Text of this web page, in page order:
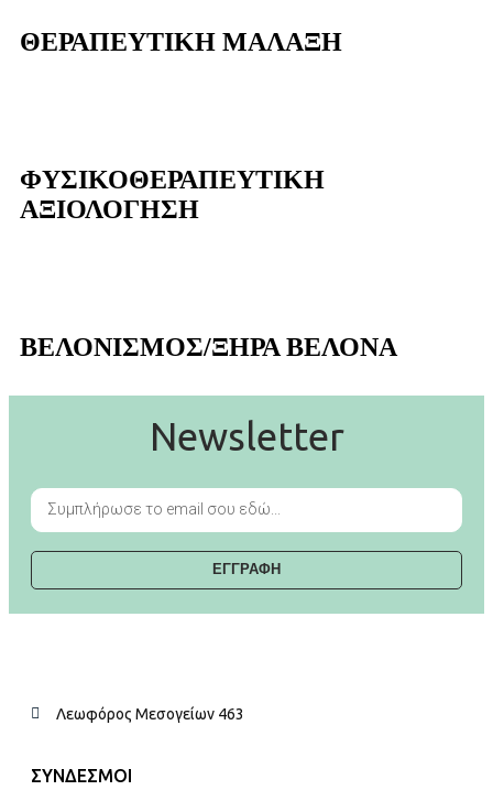
ΘΕΡΑΠΕΥΤΙΚΗ ΜΑΛΑΞΗ
ΦΥΣΙΚΟΘΕΡΑΠΕΥΤΙΚΗ
ΑΞΙΟΛΟΓΗΣΗ
ΒΕΛΟΝΙΣΜΟΣ/ΞΗΡΑ ΒΕΛΟΝΑ
Newsletter
ΕΓΓΡΑΦΗ
Λεωφόρος Μεσογείων 463
ΣΥΝΔΕΣΜΟΙ